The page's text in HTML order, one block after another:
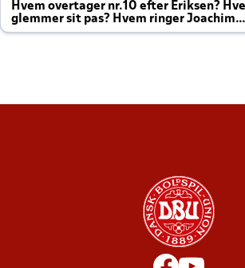
Hvem overtager nr.10 efter Eriksen?
glemmer sit pas? Hvem ringer Joachim
altid til efter kampe?